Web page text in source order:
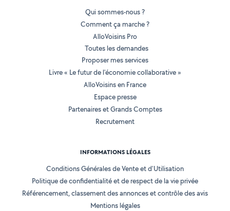
Qui sommes-nous ?
Comment ça marche ?
AlloVoisins Pro
Toutes les demandes
Proposer mes services
Livre « Le futur de l'économie collaborative »
AlloVoisins en France
Espace presse
Partenaires et Grands Comptes
Recrutement
INFORMATIONS LÉGALES
Conditions Générales de Vente et d'Utilisation
Politique de confidentialité et de respect de la vie privée
Référencement, classement des annonces et contrôle des avis
Mentions légales